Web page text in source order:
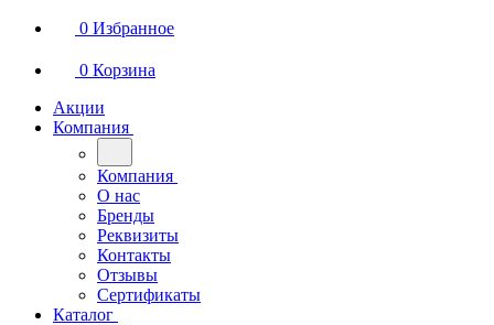
0 Избранное
0 Корзина
Акции
Компания
Компания
О нас
Бренды
Реквизиты
Контакты
Отзывы
Сертификаты
Каталог